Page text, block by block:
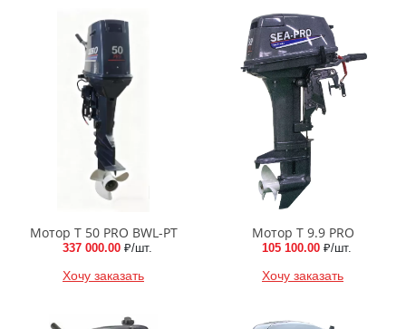
Мотор Т 50 PRO BWL-PT
337 000.00 ₽/шт.
Хочу заказать
Мотор Т 9.9 PRO
105 100.00 ₽/шт.
Хочу заказать